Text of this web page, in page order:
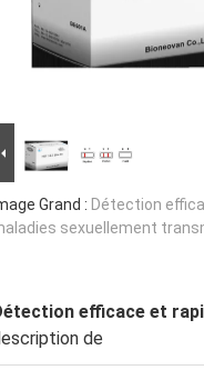
Grand : Détection
sexuellement
efficace et
de